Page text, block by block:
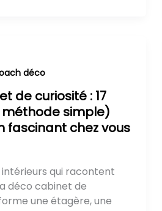
déco
de curiosité : 17
simple)
fascinant chez vous
intérieurs qui racontent
déco cabinet de
une étagère, une